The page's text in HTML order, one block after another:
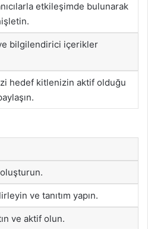
etkileşimde bulunarak
bilgilendirici içerikler
hedef kitlenizin aktif olduğu
ve tanıtım yapın.
ve aktif olun.